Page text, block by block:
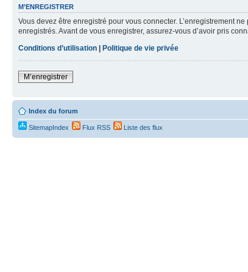
M’ENREGISTRER
Vous devez être enregistré pour vous connecter. L’enregistrement
enregistrés. Avant de vous enregistrer, assurez-vous d’avoir pris
Conditions d’utilisation | Politique de vie privée
M’enregistrer
Index du forum
SitemapIndex Flux RSS Liste des flux